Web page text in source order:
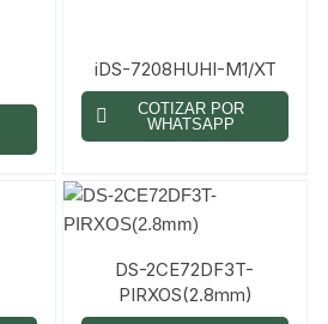
iDS-7208HUHI-M1/XT
COTIZAR POR
WHATSAPP
DS-2CE72DF3T-
PIRXOS(2.8mm)